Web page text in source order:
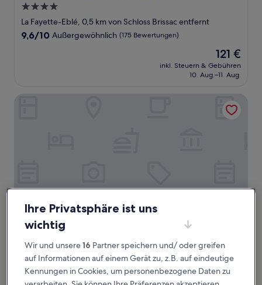
4.0-
Sterne-
Unterkunft
La Fayette-Eblé, 0,5 km von Schloss Brissac entfernt
9.6
9,6/10 Außergewöhnlich (175 Bewertungen)
Der
Preis
beträgt
121 €
inkl. Steuern & Gebühren
10. Aug.–11. Aug.
Markus
4.0-
Sterne-
Unterkunft
Stadtzentrum, 0,6 km von Schloss Brissac entfernt
9.6
9,6/10 Außergewöhnlich (242 Bewertungen)
Ihre Privatsphäre ist uns
wichtig
Wir und unsere16 Partner speichern und/ oder greifen
auf Informationen auf einem Gerät zu, z.B. auf eindeutige
Kennungen in Cookies, um personenbezogene Daten zu